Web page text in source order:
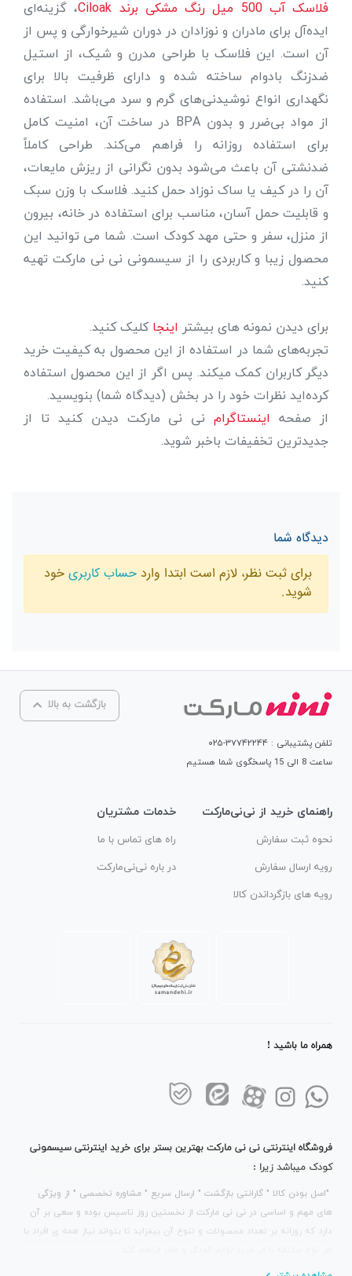
فلاسک آب 500 ميل رنگ مشکی برند Ciloak
، گزینه‌ای
ایده‌آل برای مادران و نوزادان در دوران شیرخوارگی و پس از
آن است. این فلاسک با طراحی مدرن و شیک، از استیل
ضدزنگ بادوام ساخته شده و دارای ظرفیت بالا برای
نگهداری انواع نوشیدنی‌های گرم و سرد می‌باشد. استفاده
از مواد بی‌ضرر و بدون BPA در ساخت آن، امنیت کامل
برای استفاده روزانه را فراهم می‌کند. طراحی کاملاً
ضدنشتی آن باعث می‌شود بدون نگرانی از ریزش مایعات،
آن را در کیف یا ساک نوزاد حمل کنید. فلاسک با وزن سبک
و قابلیت حمل آسان، مناسب برای استفاده در خانه، بیرون
از منزل، سفر و حتی مهد کودک است. شما می توانید این
محصول زیبا و کاربردی را از سیسمونی نی نی مارکت تهیه
کنید.
برای دیدن نمونه های بیشتر اینجاکلیک کنید.
تجربه‌های شما در استفاده از این محصول به کیفیت خرید
دیگر کاربران کمک میکند. پس اگر از این محصول استفاده
کرده‌اید نظرات خود را در بخش (دیدگاه شما) بنویسید.
از صفحه اینستاگرام نی نی مارکت دیدن کنید تا از
جدیدترین تخفیفات باخبر شوید.
دیدگاه شما
برای ثبت نظر، لازم است ابتدا وارد حساب کاربری خود
شوید.
بازگشت به بالا
تلفن پشتیبانی : ۳۷۷۴۲۲۴۴-۰۲۵
ساعت 8 الی 15 پاسخگوی شما هستیم
راهنمای خرید از نی‌نی‌مارکت
نحوه ثبت سفارش
رویه ارسال سفارش
رویه های بازگرداندن کالا
خدمات مشتریان
راه های تماس با ما
در باره نی‌نی‌مارکت
همراه ما باشید !
فروشگاه اینترنتی نی نی مارکت بهترین بستر برای خرید اینترنتی سیسمونی
کودک میباشد زیرا :
"اصل بودن کالا " گارانتی بازگشت " ارسال سریع " مشاوره تخصصی " از ویژگی
های مهم و اساسی در نی نی مارکت از نخستین روز تاسیس بوده و سعی بر آن
دارد که روزانه بر تعداد محصولات و تنوع آن بیفزاید تا بتواند نیاز همه ی افراد با